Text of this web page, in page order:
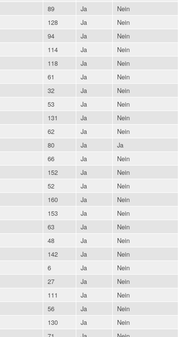
89 Ja
Nein
128 Ja
Nein
94 Ja
Nein
114 Ja
Nein
118 Ja
Nein
61 Ja
Nein
32 Ja
Nein
53 Ja
Nein
131 Ja
Nein
62 Ja
Nein
80 Ja
Ja
66 Ja
Nein
152 Ja
Nein
52 Ja
Nein
160 Ja
Nein
153 Ja
Nein
63 Ja
Nein
48 Ja
Nein
142 Ja
Nein
6 Ja
Nein
27 Ja
Nein
111 Ja
Nein
56 Ja
Nein
130 Ja
Nein